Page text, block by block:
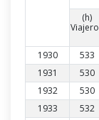
(h)
1930 533
1931
530
1932
530
1933
532